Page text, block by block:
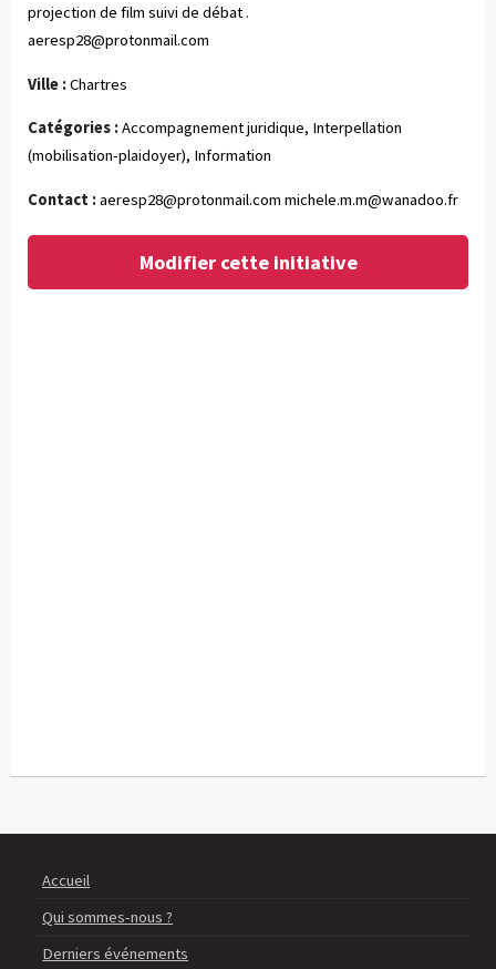
projection de film suivi de débat .
aeresp28@protonmail.com
Ville :Chartres
Catégories :Accompagnement juridique, Interpellation
(mobilisation-plaidoyer), Information
Contact :aeresp28@protonmail.com michele.m.m@wanadoo.fr
Modifier cette initiative
Accueil
Qui sommes-nous ?
Derniers événements